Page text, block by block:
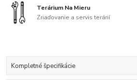
Terárium Na Mieru
Zriaďovanie a servis terárií
Kompletné špecifikácie